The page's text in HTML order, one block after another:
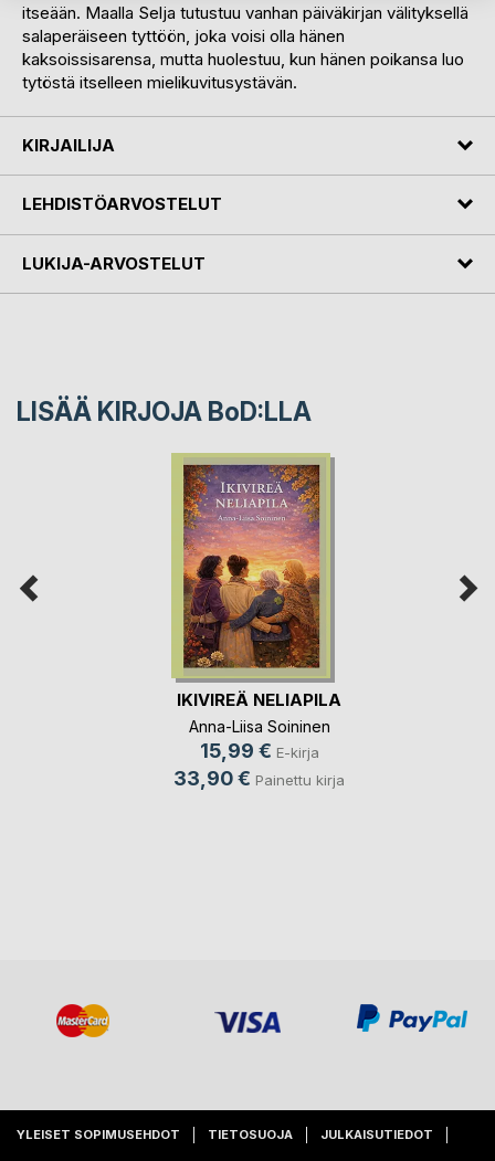
itseään. Maalla Selja tutustuu vanhan päiväkirjan välityksellä
salaperäiseen tyttöön, joka voisi olla hänen
kaksoissisarensa, mutta huolestuu, kun hänen poikansa luo
tytöstä itselleen mielikuvitusystävän.
KIRJAILIJA
LEHDISTÖARVOSTELUT
LUKIJA-ARVOSTELUT
LISÄÄ KIRJOJA BoD:LLA
IKIVIREÄ NELIAPILA
Anna-Liisa Soininen
15,99 € E-kirja
33,90 € Painettu kirja
YLEISET SOPIMUSEHDOT TIETOSUOJA JULKAISUTIEDOT